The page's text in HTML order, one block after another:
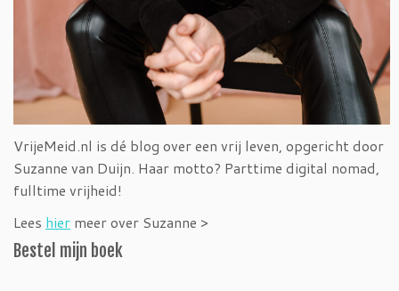
VrijeMeid.nl is dé blog over een vrij leven, opgericht door
Suzanne van Duijn. Haar motto? Parttime digital nomad,
fulltime vrijheid!
Lees hier meer over Suzanne >
Bestel mijn boek